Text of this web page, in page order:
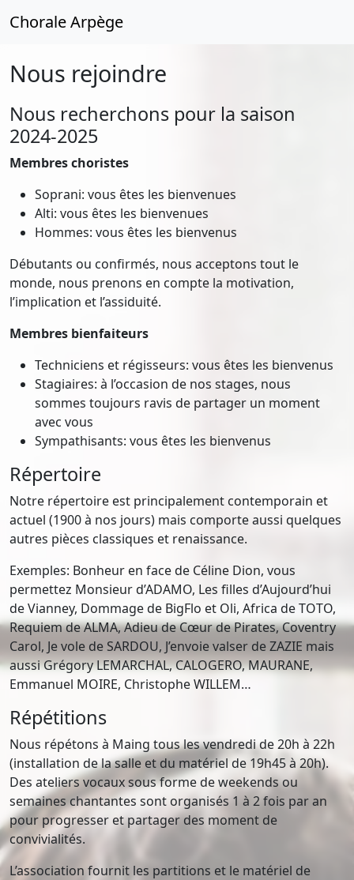
Chorale Arpège
Nous rejoindre
Nous recherchons pour la saison
2024-2025
Membres choristes
Soprani: vous êtes les bienvenues
Alti: vous êtes les bienvenues
Hommes: vous êtes les bienvenus
Débutants ou confirmés, nous acceptons tout le
monde, nous prenons en compte la motivation,
l’implication et l’assiduité.
Membres bienfaiteurs
Techniciens et régisseurs: vous êtes les bienvenus
Stagiaires: à l’occasion de nos stages, nous
sommes toujours ravis de partager un moment
avec vous
Sympathisants: vous êtes les bienvenus
Répertoire
Notre répertoire est principalement contemporain et
actuel (1900 à nos jours) mais comporte aussi quelques
autres pièces classiques et renaissance.
Exemples: Bonheur en face de Céline Dion, vous
permettez Monsieur d’ADAMO, Les filles d’Aujourd’hui
de Vianney, Dommage de BigFlo et Oli, Africa de TOTO,
Requiem de ALMA, Adieu de Cœur de Pirates, Coventry
Carol, Je vole de SARDOU, J’envoie valser de ZAZIE mais
aussi Grégory LEMARCHAL, CALOGERO, MAURANE,
Emmanuel MOIRE, Christophe WILLEM…
Répétitions
Nous répétons à Maing tous les vendredi de 20h à 22h
(installation de la salle et du matériel de 19h45 à 20h).
Des ateliers vocaux sous forme de weekends ou
semaines chantantes sont organisés 1 à 2 fois par an
pour progresser et partager des moment de
convivialités.
L’association fournit les partitions et le matériel de